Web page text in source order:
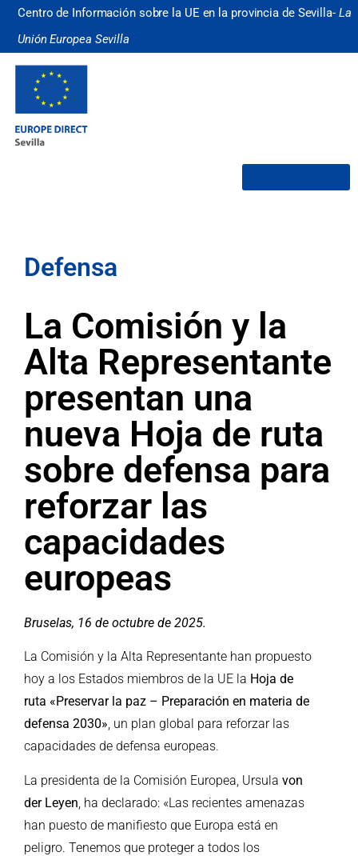
Centro de Información sobre la UE en la provincia de Sevilla- La
Unión Europea Sevilla
Defensa
La Comisión y la
Alta Representante
presentan una
nueva Hoja de ruta
sobre defensa para
reforzar las
capacidades
europeas
Bruselas, 16 de octubre de 2025.
La Comisión y la Alta Representante han propuesto
hoy a los Estados miembros de la UE la Hoja de
ruta «Preservar la paz – Preparación en materia de
defensa 2030», un plan global para reforzar las
capacidades de defensa europeas.
La presidenta de la Comisión Europea, Ursula von
der Leyen , ha declarado: «Las recientes amenazas
han puesto de manifiesto que Europa está en
peligro. Tenemos que proteger a todos los